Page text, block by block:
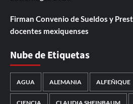
Firman Convenio de Sueldos y
docentes mexiquenses
Nube de Etiquetas
AGUA ALEMANIA ALFEÑIQUE